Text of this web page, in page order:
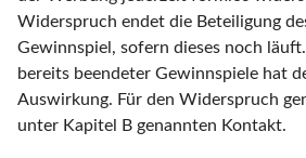
Widerspruch endet die Beteiligung
Gewinnspiel, sofern dieses noch
bereits beendeter Gewinnspiele hat
Auswirkung. Für den Widerspruch
unter Kapitel B genannten Kontakt.